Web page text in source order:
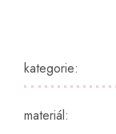
kategorie:
materiál: